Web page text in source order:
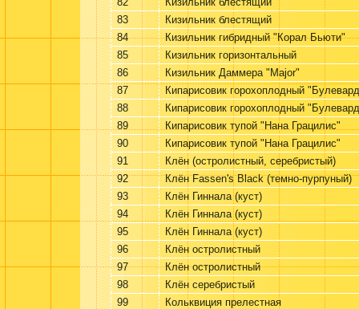
83
Кизильник блестящий
84
Кизильник гибридный "Корал Бьюти"
85
Кизильник горизонтальный
86
Кизильник Даммера "Major"
87
Кипарисовик горохоплодный
88
Кипарисовик горохоплодный
89
Кипарисовик тупой "Нана Грацилис"
90
Кипарисовик тупой "Нана Грацилис"
91
Клён (остролистный, серебристый)
92
Клён Fassen's Black (темно-пурпуный)
93
Клён Гиннала (куст)
94
Клён Гиннала (куст)
95
Клён Гиннала (куст)
96
Клён остролистный
97
Клён остролистный
98
Клён серебристый
99
Кольквиция прелестная